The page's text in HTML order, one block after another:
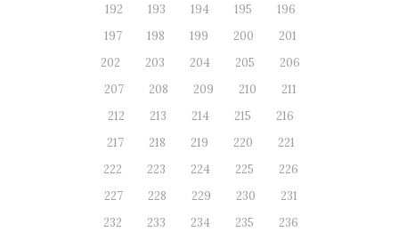
192
193 194 195
196
197
198 199 200
201
202
203 204 205
206
207
208 209 210
211
212
213 214 215
216
217
218 219 220
221
222
223 224 225
226
227
228 229 230
231
232
233 234 235
236